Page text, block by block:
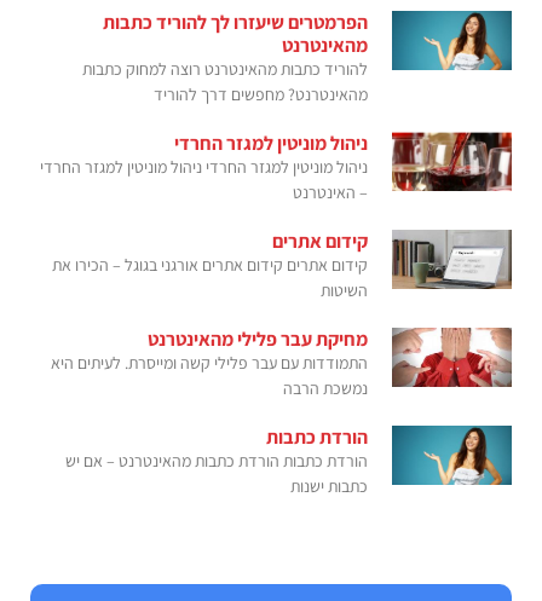
הפרמטרים שיעזרו לך להוריד כתבות
מהאינטרנט
להוריד כתבות מהאינטרנט רוצה למחוק כתבות
מהאינטרנט? מחפשים דרך להוריד
ניהול מוניטין למגזר החרדי
ניהול מוניטין למגזר החרדי ניהול מוניטין למגזר החרדי
– האינטרנט
קידום אתרים
קידום אתרים קידום אתרים אורגני בגוגל – הכירו את
השיטות
מחיקת עבר פלילי מהאינטרנט
התמודדות עם עבר פלילי קשה ומייסרת. לעיתים היא
נמשכת הרבה
הורדת כתבות
הורדת כתבות הורדת כתבות מהאינטרנט – אם יש
כתבות ישנות